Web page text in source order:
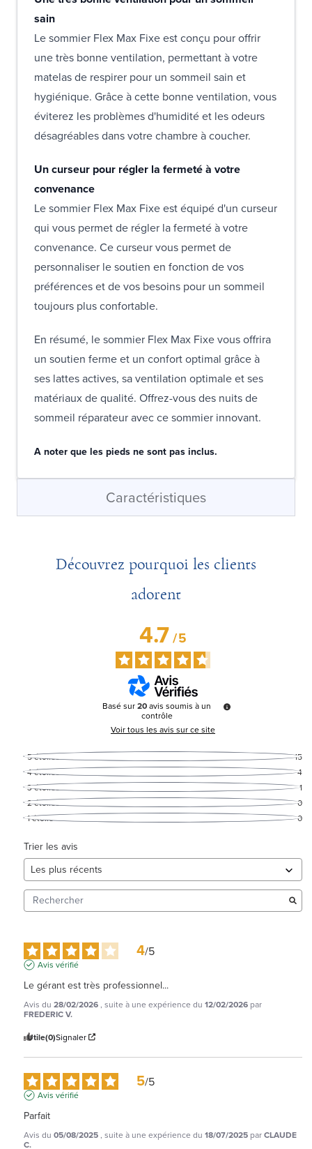
sain
Le sommier Flex Max Fixe est conçu pour offrir
une très bonne ventilation, permettant à votre
matelas de respirer pour un sommeil sain et
hygiénique. Grâce à cette bonne ventilation, vous
éviterez les problèmes d'humidité et les odeurs
désagréables dans votre chambre à coucher.
Un curseur pour régler la fermeté à votre
convenance
Le sommier Flex Max Fixe est équipé d'un curseur
qui vous permet de régler la fermeté à votre
convenance. Ce curseur vous permet de
personnaliser le soutien en fonction de vos
préférences et de vos besoins pour un sommeil
toujours plus confortable.
En résumé, le sommier Flex Max Fixe vous offrira
un soutien ferme et un confort optimal grâce à
ses lattes actives, sa ventilation optimale et ses
matériaux de qualité. Offrez-vous des nuits de
sommeil réparateur avec ce sommier innovant.
A noter que les pieds ne sont pas inclus.
Caractéristiques
Découvrez pourquoi les clients
adorent
4.7/5
Basé sur20avis soumis à un
contrôle
Voir tous les avis sur ce site
5étoiles
15
4étoiles
4
3étoiles
1
2étoiles
0
1étoile 0
Trier les avis
4/5
Avis vérifié
Le gérant est très professionnel...
Avis du 28/02/2026, suite à une expérience du 12/02/2026 par
FREDERIC V.
Utile(0)Signaler
5/5
Avis vérifié
Parfait
Avis du 05/08/2025, suite à une expérience du 18/07/2025 parCLAUDE
C.